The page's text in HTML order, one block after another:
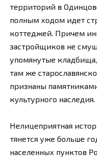
территорий в
полным ходом идет
коттеджей. Причем
застройщиков не
упомянутые
там же
признаны
культурного наследия.
Нелицеприятная
тянется уже больше
населенных пунктов